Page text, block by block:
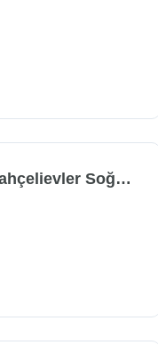
Özdamla Sürücü Kursu Bahçelievler Soğanlı Şubesi